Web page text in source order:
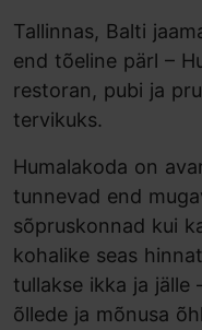
Tallinnas, Balti
end tõeline pärl –
restoran, pubi ja
tervikuks.
Humalakoda on
tunnevad end
sõpruskonnad kui
kohalike seas
tullakse ikka ja jälle
õllede ja mõnusa